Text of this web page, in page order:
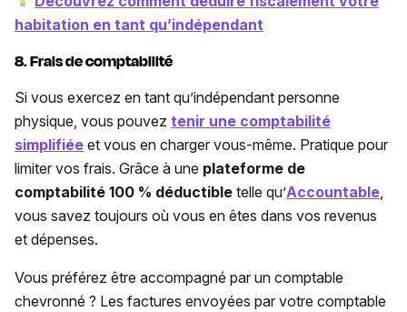
habitation en tant qu’indépendant
8. Frais de comptabilité
Si vous exercez en tant qu’indépendant personne
physique, vous pouvez tenir une comptabilité
simplifiée et vous en charger vous-même. Pratique pour
limiter vos frais. Grâce à une plateforme de
comptabilité 100 % déductible telle qu’Accountable,
vous savez toujours où vous en êtes dans vos revenus
et dépenses.
Vous préférez être accompagné par un comptable
chevronné ? Les factures envoyées par votre comptable